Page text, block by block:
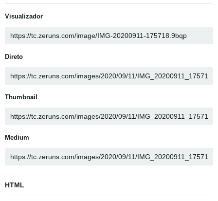
Visualizador
Direto
Thumbnail
Medium
HTML